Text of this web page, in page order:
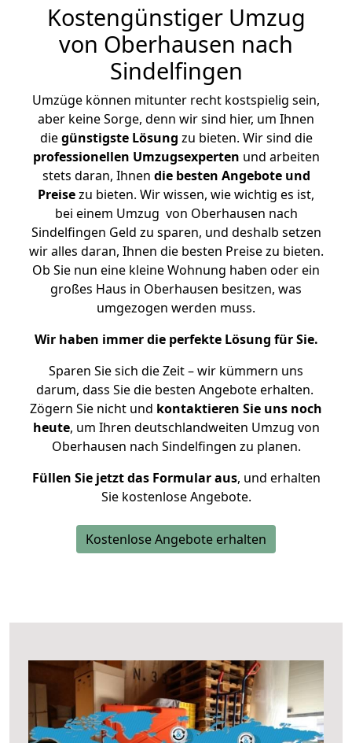
Kostengünstiger Umzug
von Oberhausen nach
Sindelfingen
Umzüge können mitunter recht kostspielig sein,
aber keine Sorge, denn wir sind hier, um Ihnen
diegünstigste Lösung zu bieten. Wir sind die
professionellen Umzugsexperten und arbeiten
stets daran, Ihnen die besten Angebote und
Preisezu bieten. Wir wissen, wie wichtig es ist,
bei einem Umzug von Oberhausen nach
Sindelfingen Geld zu sparen, und deshalb setzen
wir alles daran, Ihnen die besten Preise zu bieten.
Ob Sie nun eine kleine Wohnung haben oder ein
großes Haus in Oberhausen besitzen, was
umgezogen werden muss.
Wir haben immer die perfekte Lösung für Sie.
Sparen Sie sich die Zeit – wir kümmern uns
darum, dass Sie die besten Angebote erhalten.
Zögern Sie nicht und kontaktieren Sie uns noch
heute, um Ihren deutschlandweiten Umzug von
Oberhausen nach Sindelfingen zu planen.
Füllen Sie jetzt das Formular aus, und erhalten
Sie kostenlose Angebote.
Kostenlose Angebote erhalten